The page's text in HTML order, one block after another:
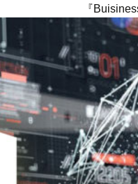
『